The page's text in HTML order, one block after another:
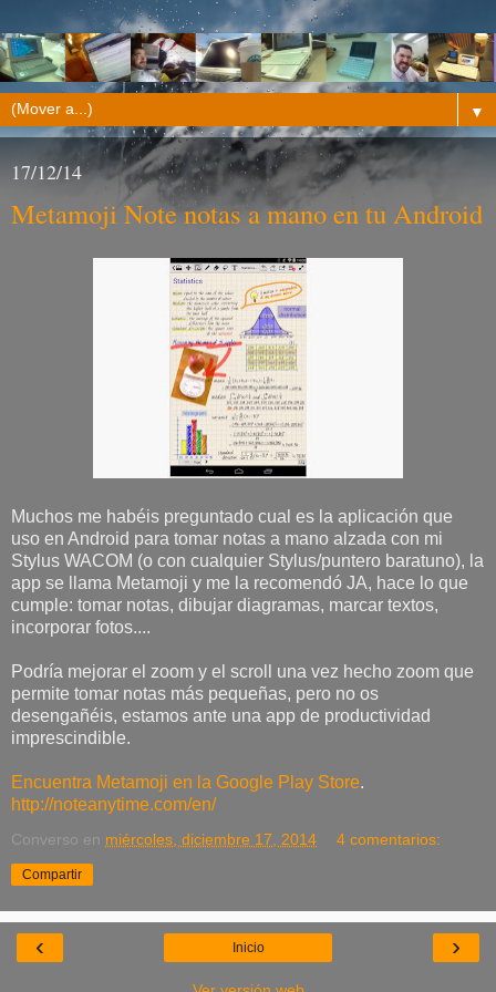
▼
17/12/14
Metamoji Note notas a mano en tu Android
Muchos me habéis preguntado cual es la aplicación que
uso en Android para tomar notas a mano alzada con mi
Stylus WACOM (o con cualquier Stylus/puntero baratuno), la
app se llama Metamoji y me la recomendó JA, hace lo que
cumple: tomar notas, dibujar diagramas, marcar textos,
incorporar fotos....
Podría mejorar el zoom y el scroll una vez hecho zoom que
permite tomar notas más pequeñas, pero no os
desengañéis, estamos ante una app de productividad
imprescindible.
Encuentra Metamoji en la Google Play Store.
http://noteanytime.com/en/
Converso en miércoles, diciembre 17, 2014 4 comentarios:
Compartir
‹ ›
Inicio